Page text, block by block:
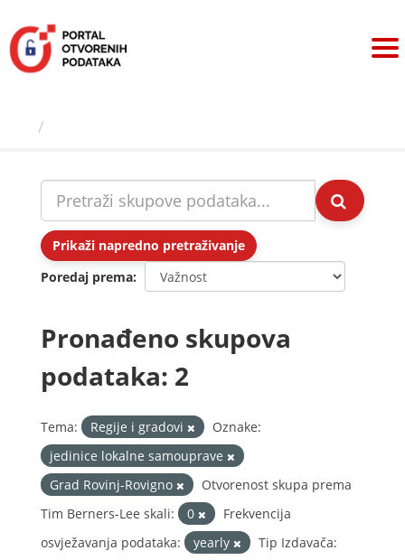
sadržaj
Prikaži napredno pretraživanje
Poredaj prema
Pronađeno skupova
podataka: 2
Tema: Regije i gradovi
Oznake:
jedinice lokalne samouprave
Grad Rovinj-Rovigno
Otvorenost skupa prema
Tim Berners-Lee skali:
0
Frekvencija
osvježavanja podataka:
yearly
Tip Izdavača: